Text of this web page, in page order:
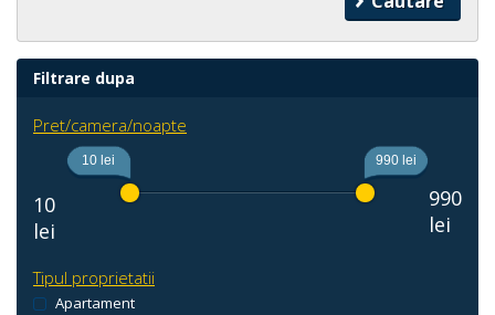
Filtrare dupa
Pret/camera/noapte
10
lei
10 lei 990 lei
990
lei
Tipul proprietatii
Apartament